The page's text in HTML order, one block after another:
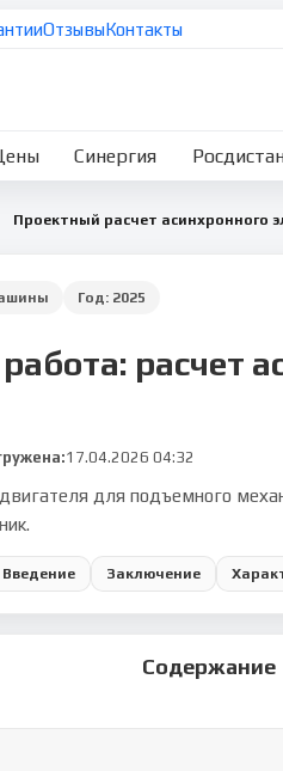
ОтзывыКонтакты
Синергия
Год: 2025
расчет
17.04.2026 04:32
для подъемного
Введение Заключение
Содержание